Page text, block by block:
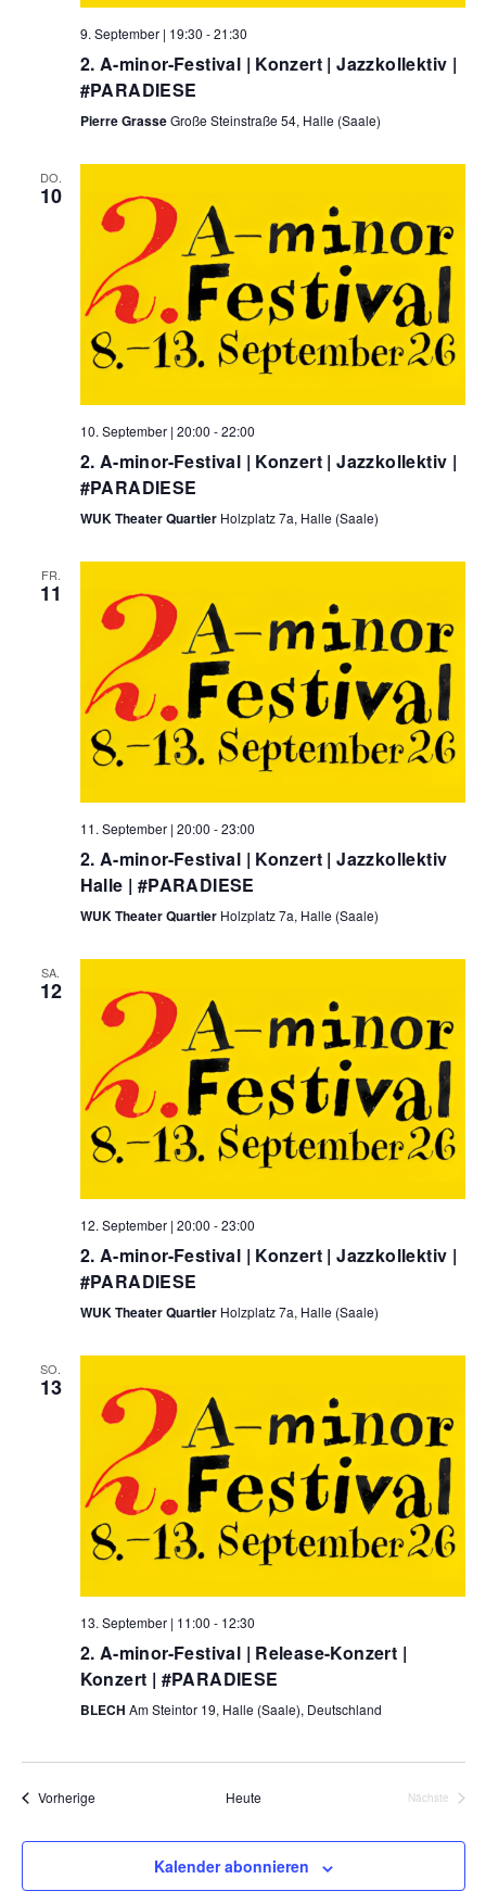
9. September | 19:30 -21:30
2. A-minor-Festival | Konzert | Jazzkollektiv |
#PARADIESE
Pierre GrasseGroße Steinstraße 54, Halle (Saale)
DO.
10
10. September | 20:00 -22:00
2. A-minor-Festival | Konzert | Jazzkollektiv |
#PARADIESE
WUK Theater Quartier Holzplatz 7a, Halle (Saale)
FR.
11
11. September | 20:00 -23:00
2. A-minor-Festival | Konzert | Jazzkollektiv
Halle | #PARADIESE
WUK Theater Quartier Holzplatz 7a, Halle (Saale)
SA.
12
12. September | 20:00 -23:00
2. A-minor-Festival | Konzert | Jazzkollektiv |
#PARADIESE
WUK Theater Quartier Holzplatz 7a, Halle (Saale)
SO.
13
13. September | 11:00 - 12:30
2. A-minor-Festival | Release-Konzert |
Konzert | #PARADIESE
BLECH Am Steintor 19, Halle (Saale), Deutschland
VorherigeVeranstaltungen Heute
Nächste
Kalender abonnieren